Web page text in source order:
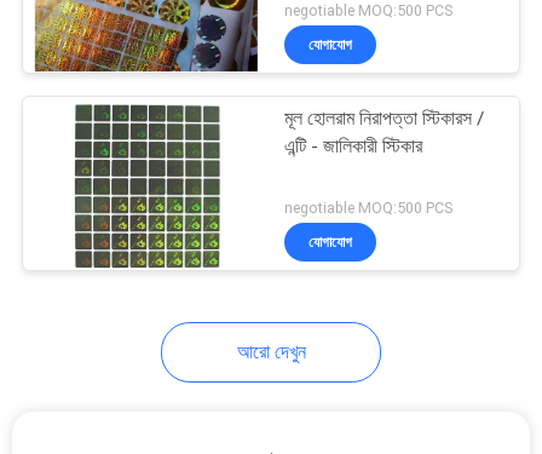
সাইট
ম্যাপ
গোপনীয়তা
Tamper Evident
Security Bags
Security Seal Tape
68
negotiable MOQ:500 PCS
যোগাযোগ
মূল হোলরাম নিরাপত্তা স্টিকারস /
এন্টি - জালিকারী স্টিকার
negotiable MOQ:500 PCS
যোগাযোগ
আরো দেখুন